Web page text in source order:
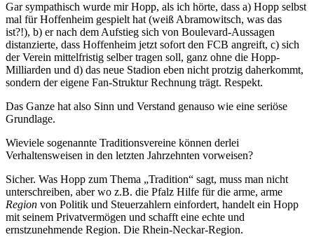
Gar sympathisch wurde mir Hopp, als ich hörte, dass a) Hopp selbst
mal für Hoffenheim gespielt hat (weiß Abramowitsch, was das
ist?!), b) er nach dem Aufstieg sich von Boulevard-Aussagen
distanzierte, dass Hoffenheim jetzt sofort den FCB angreift, c) sich
der Verein mittelfristig selber tragen soll, ganz ohne die Hopp-
Milliarden und d) das neue Stadion eben nicht protzig daherkommt,
sondern der eigene Fan-Struktur Rechnung trägt. Respekt.
Das Ganze hat also Sinn und Verstand genauso wie eine seriöse
Grundlage.
Wieviele sogenannte Traditionsvereine können derlei
Verhaltensweisen in den letzten Jahrzehnten vorweisen?
Sicher. Was Hopp zum Thema „Tradition“ sagt, muss man nicht
unterschreiben, aber wo z.B. die Pfalz Hilfe für die arme, arme
Region von Politik und Steuerzahlern einfordert, handelt ein Hopp
mit seinem Privatvermögen und schafft eine echte und
ernstzunehmende Region. Die Rhein-Neckar-Region.